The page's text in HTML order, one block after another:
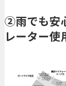
②雨でも安
レーター使